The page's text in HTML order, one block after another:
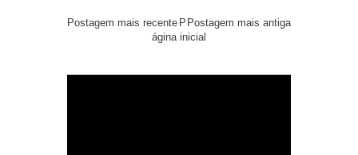
Postagem mais recente Postagem mais antiga
P
ágina inicial